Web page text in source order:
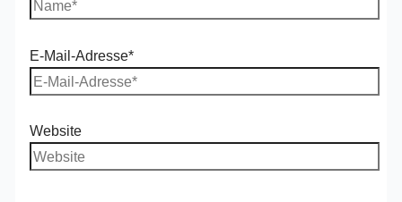
E-Mail-Adresse*
Website